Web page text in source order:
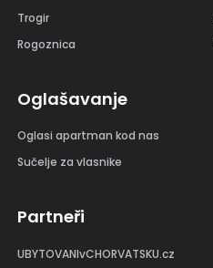
Trogir
Rogoznica
Oglašavanje
Oglasi apartman kod nas
Sučelje za vlasnike
Partneři
UBYTOVANIvCHORVATSKU.cz